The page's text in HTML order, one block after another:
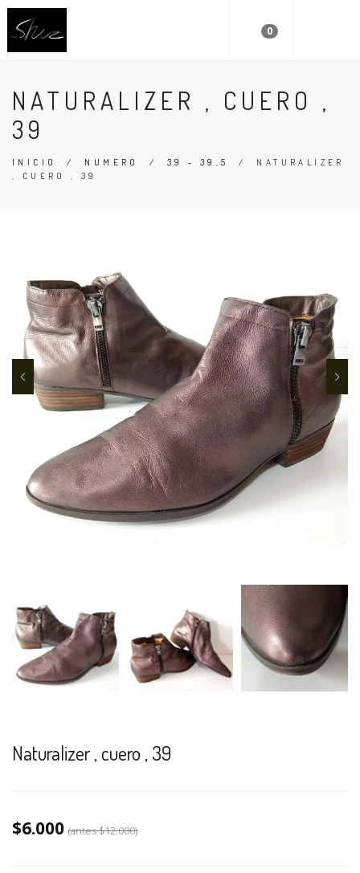
0
NATURALIZER , CUERO ,
39
INICIO / NUMERO / 39 - 39,5 / NATURALIZER
, CUERO , 39
Naturalizer , cuero , 39
$6.000 (antes$12.000)